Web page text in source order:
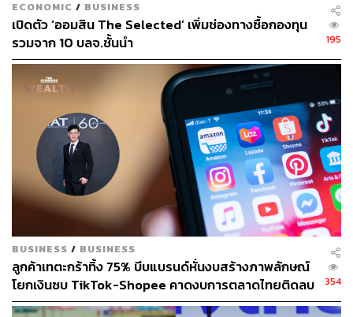
และแบคทีเรียวัณโรค
จะสังเกตว่าทั้ง Droplet และ Airborne เป็นการแพร่เชื้อผ่าน
ทาง ‘อากาศ’ แต่ Droplet จะต้องสูดหายใจเอาละอองขนาด
ใหญ่ซึ่งลอยอยู่ในอากาศได้ไม่นานเข้าไป ส่วน Airborne
เป็นการหายใจเอาเชื้อโรคหรือละอองขนาดเล็กเข้าไป แพทย์
จะป้องกันด้วยการสวมหน้ากากชนิด N95 และแยกผู้ป่วยอยู่
ในห้องที่ควบคุมทิศทางการไหลของอากาศได้
WHO บอกใคร
“WHO ประกาศโควิด-19 เป็น Airborne” เป็นข่าวจริงเมื่อวันที่
16 มีนาคม 2563 แต่ถ้าเข้าไปอ่านรายละเอียดจะพบว่า
องค์การอนามัยโลกเตือนเฉพาะ
‘บุคลากรทางการแพทย์’
ภายหลังจากมีการศึกษาใหม่พบว่าไวรัสโคโรนาสายพันธุ์
ใหม่มีชีวิตรอดในอากาศได้ใน ‘บางสถานการณ์’ และยัง
แถลงกับสื่อมวลชนด้วยว่า“การแพร่เชื้อส่วนใหญ่ยังคงเกิด
จากการไอจาม”
ECONOMIC / BUSINESS
เปิดตัว ‘ออมสิน The Selected’ เพิ่มช่องทางซื้อกองทุน
รวมจาก 10 บลจ.ชั้นนำ
195
BUSINESS / BUSINESS
ลูกค้าเทตะกร้าทิ้ง 75% บีบแบรนด์หั่นงบสร้างภาพลักษณ์
โยกเงินซบ TikTok-Shopee คาดงบการตลาดไทยติดลบ
ครั้งแรกในรอบ 14 ปี
354